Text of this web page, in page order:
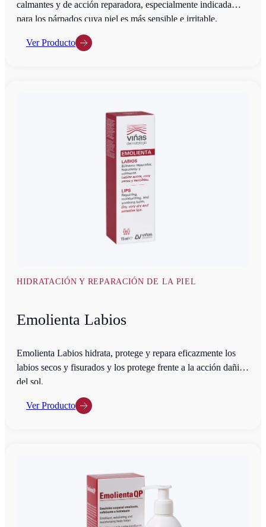
calmantes y de acción reparadora, especialmente indicada
para los párpados cuya piel es más sensible e irritable.
Ver Producto
HIDRATACIÓN Y REPARACIÓN DE LA PIEL
Emolienta Labios
Emolienta Labios hidrata, protege y repara eficazmente los
labios secos y fisurados y los protege frente a la acción dañina
del sol.
Ver Producto